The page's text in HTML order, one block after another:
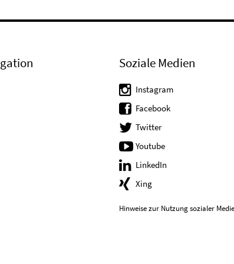
Soziale Medien
Instagram
Facebook
Twitter
Youtube
LinkedIn
Xing
Hinweise zur Nutzung sozialer